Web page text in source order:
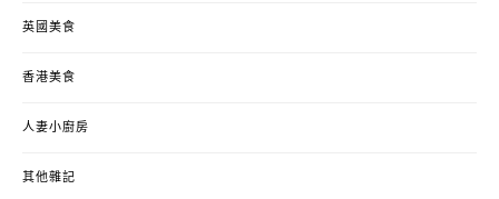
英國美食
香港美食
人妻小廚房
其他雜記